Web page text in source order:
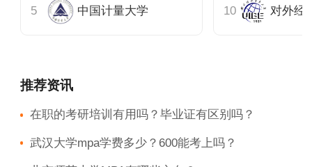
中国计量大学 对外经
推荐资讯
在职的考研培训有用吗？毕业证有区别吗？
武汉大学mpa学费多少？600能考上吗？